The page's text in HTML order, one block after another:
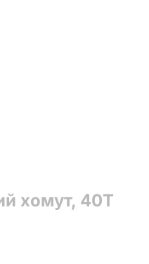
хомут, 40T